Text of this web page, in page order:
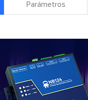
Parámetros